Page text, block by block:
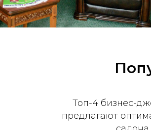
Топ-4 бизнес-
предлагают